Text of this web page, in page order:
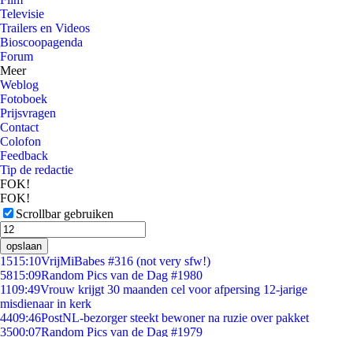
Televisie
Trailers en Videos
Bioscoopagenda
Forum
Meer
Weblog
Fotoboek
Prijsvragen
Contact
Colofon
Feedback
Tip de redactie
FOK!
FOK!
Scrollbar gebruiken
opslaan
1515:10VrijMiBabes #316 (not very sfw!)
5815:09Random Pics van de Dag #1980
1109:49Vrouw krijgt 30 maanden cel voor afpersing 12-jarige
misdienaar in kerk
4409:46PostNL-bezorger steekt bewoner na ruzie over pakket
3500:07Random Pics van de Dag #1979